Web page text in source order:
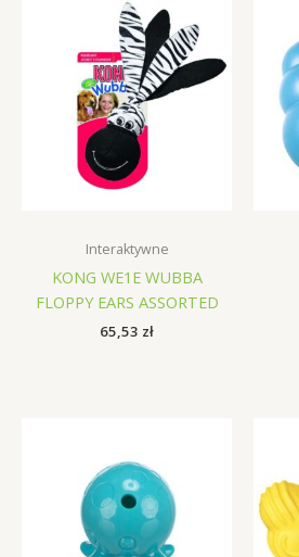
Interaktywne
KONG WE1E WUBBA
FLOPPY EARS ASSORTED
65,53 zł